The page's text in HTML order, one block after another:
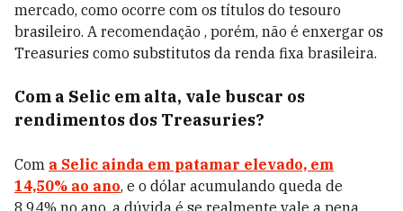
mercado, como ocorre com os títulos do tesouro
brasileiro. A recomendação , porém, não é enxergar os
Treasuries como substitutos da renda fixa brasileira.
Com a Selic em alta, vale buscar os
rendimentos dos Treasuries?
Com a Selic ainda em patamar elevado, em
14,50% ao ano, e o dólar acumulando queda de
8,94% no ano, a dúvida é se realmente vale a pena